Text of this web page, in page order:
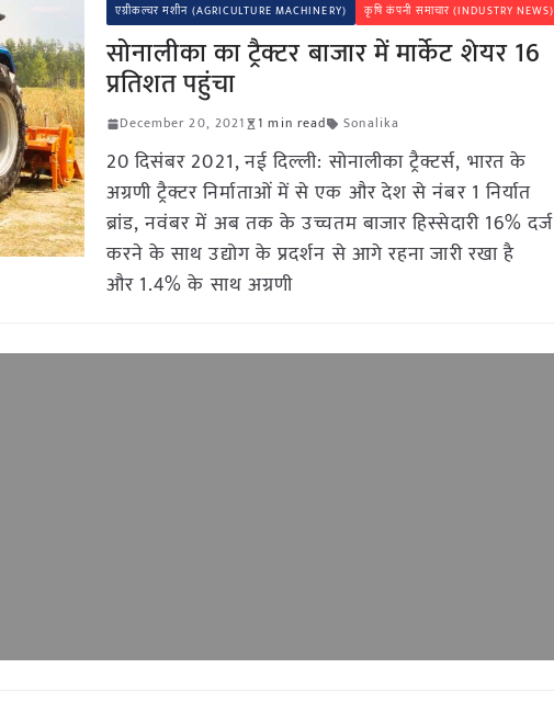
एग्रीकल्चर मशीन (AGRICULTURE MACHINERY) कृषि कंपनी समाचार (INDUSTRY NEWS)
सोनालीका का ट्रैक्टर बाजार में मार्केट शेयर 16
प्रतिशत पहुंचा
December 20, 2021 1 min read Sonalika
20 दिसंबर 2021, नई दिल्ली: सोनालीका ट्रैक्टर्स, भारत के
अग्रणी ट्रैक्टर निर्माताओं में से एक और देश से नंबर 1 निर्यात
ब्रांड, नवंबर में अब तक के उच्चतम बाजार हिस्सेदारी 16% दर्ज
करने के साथ उद्योग के प्रदर्शन से आगे रहना जारी रखा है
और 1.4% के साथ अग्रणी